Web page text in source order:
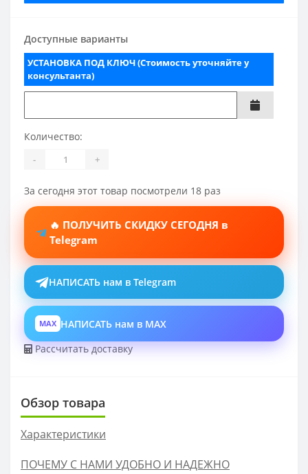
Доступные варианты
УСТАНОВКА ПОД КЛЮЧ (Стоимость уточняйте у
консультанта)
Количество:
- +
За сегодня этот товар посмотрели 18 раз
🔥 ПОЛУЧИТЬ СКИДКУ СЕГОДНЯ в
Telegram
НАПИСАТЬ нам в Telegram
MAX НАПИСАТЬ нам в MAX
Рассчитать доставку
Обзор товара
Характеристики
ПОЧЕМУ С НАМИ УДОБНО И НАДЕЖНО